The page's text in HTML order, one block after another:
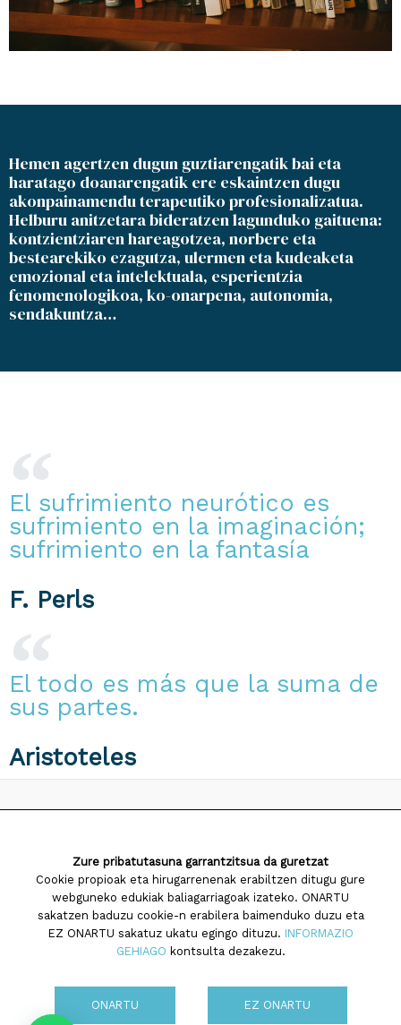
Hemen agertzen dugun guztiarengatik bai eta
haratago doanarengatik ere eskaintzen dugu
akonpainamendu terapeutiko profesionalizatua.
Helburu anitzetara bideratzen lagunduko gaituena:
kontzientziaren hareagotzea, norbere eta
bestearekiko ezagutza, ulermen eta kudeaketa
emozional eta intelektuala, esperientzia
fenomenologikoa, ko-onarpena, autonomia,
sendakuntza…
El sufrimiento neurótico es
sufrimiento en la imaginación;
sufrimiento en la fantasía
F. Perls
El todo es más que la suma de
sus partes.
Aristoteles
Diseinua eta garapena:TaPuntu
Cookien politika
Zure pribatutasuna garrantzitsua da guretzat
Cookie propioak eta hirugarrenenak erabiltzen ditugu gure
webguneko edukiak baliagarriagoak izateko. ONARTU
sakatzen baduzu cookie-n erabilera baimenduko duzu eta
EZ ONARTU sakatuz ukatu egingo dituzu. INFORMAZIO
GEHIAGO kontsulta dezakezu.
ONARTU EZ ONARTU